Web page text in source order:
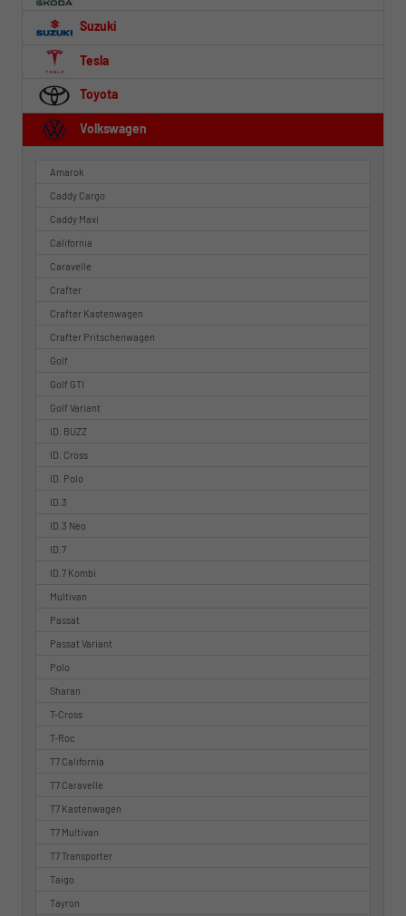
Suzuki
Tesla
Toyota
Volkswagen
Amarok
Caddy Cargo
Caddy Maxi
California
Caravelle
Crafter
Crafter Kastenwagen
Crafter Pritschenwagen
Golf
Golf GTI
Golf Variant
ID. BUZZ
ID. Cross
ID. Polo
ID.3
ID.3 Neo
ID.7
ID.7 Kombi
Multivan
Passat
Passat Variant
Polo
Sharan
T-Cross
T-Roc
T7 California
T7 Caravelle
T7 Kastenwagen
T7 Multivan
T7 Transporter
Taigo
Tayron